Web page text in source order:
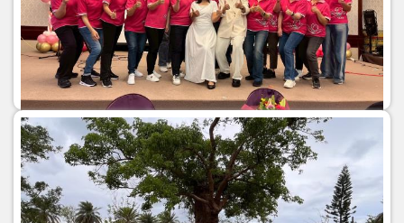
5/9(w五)114年護師節慶祝大會暨頒獎聯誼活動